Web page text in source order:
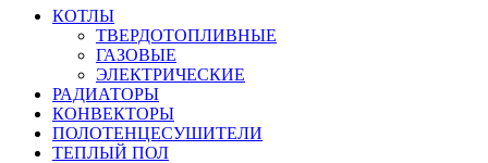
КОТЛЫ
ТВЕРДОТОПЛИВНЫЕ
ГАЗОВЫЕ
ЭЛЕКТРИЧЕСКИЕ
РАДИАТОРЫ
КОНВЕКТОРЫ
ПОЛОТЕНЦЕСУШИТЕЛИ
ТЕПЛЫЙ ПОЛ